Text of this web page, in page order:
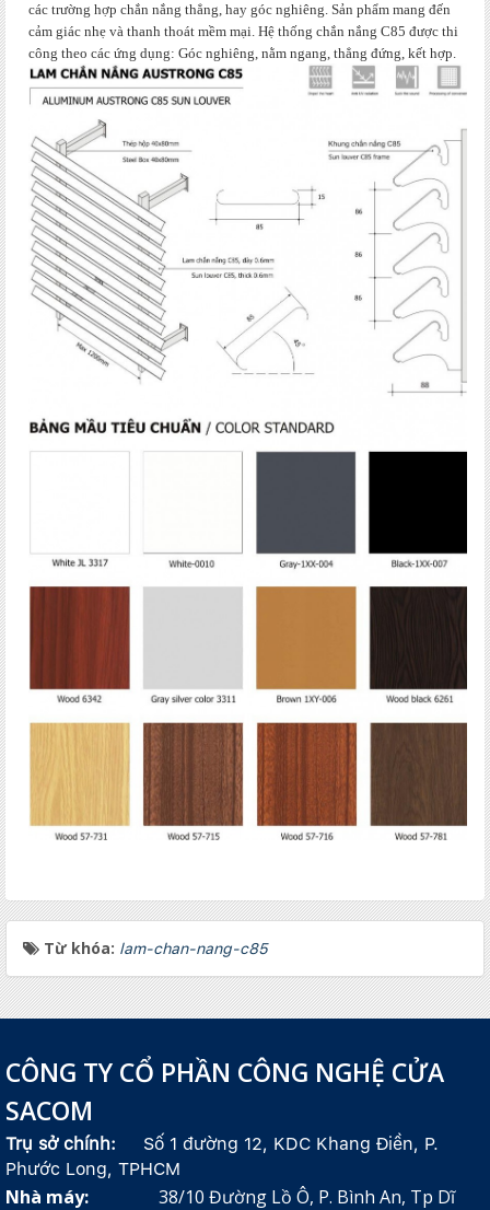
các trường hợp chắn nắng thẳng, hay góc nghiêng. Sản phẩm mang đến
cảm giác nhẹ và thanh thoát mềm mại. Hệ thống chắn nắng C85 được thi
công theo các ứng dụng: Góc nghiêng, nằm ngang, thẳng đứng, kết hợp.
Từ khóa: lam-chan-nang-c85
CÔNG TY CỔ PHẦN CÔNG NGHỆ CỬA
SACOM
Trụ sở chính:
Số 1 đường 12, KDC Khang Điền, P.
Phước Long, TPHCM
Nhà máy: 38/10 Đường Lồ Ô, P. Bình An, Tp Dĩ